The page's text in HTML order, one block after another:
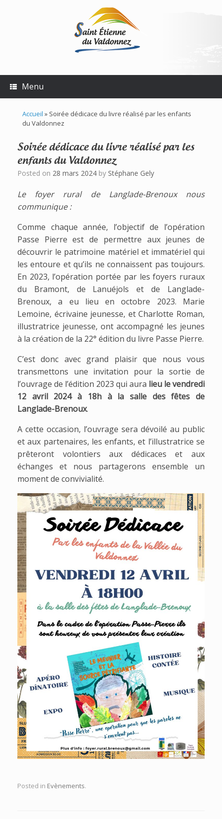
Menu
Accueil » Soirée dédicace du livre réalisé par les enfants
du Valdonnez
Soirée dédicace du livre réalisé par les
enfants du Valdonnez
Posted on 28 mars 2024 by Stéphane Gely
Le foyer rural de Langlade-Brenoux nous
communique :
Comme chaque année, l’objectif de l’opération
Passe Pierre est de permettre aux jeunes de
découvrir le patrimoine matériel et immatériel qui
les entoure et qu’ils ne connaissent pas toujours.
En 2023, l’opération portée par les foyers ruraux
du Bramont, de Lanuéjols et de Langlade-
Brenoux, a eu lieu en octobre 2023. Marie
Lemoine, écrivaine jeunesse, et Charlotte Roman,
illustratrice jeunesse, ont accompagné les jeunes
à la création de la 22° édition du livre Passe Pierre.
C’est donc avec grand plaisir que nous vous
transmettons une invitation pour la sortie de
l’ouvrage de l’édition 2023 qui aura lieu le vendredi
12 avril 2024 à 18h à la salle des fêtes de
Langlade-Brenoux.
A cette occasion, l’ouvrage sera dévoilé au public
et aux partenaires, les enfants, et l’illustratrice se
prêteront volontiers aux dédicaces et aux
échanges et nous partagerons ensemble un
moment de convivialité.
Posted in Evènements.